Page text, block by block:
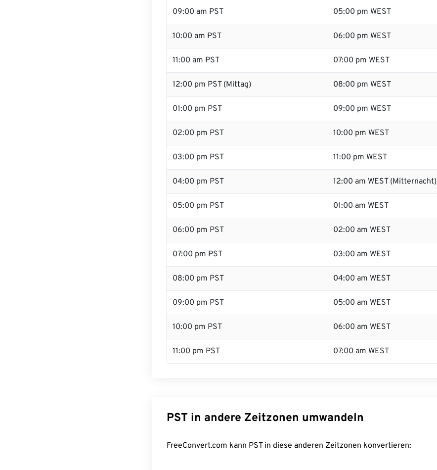
09:00 am PST 05:00 pm WEST
10:00 am PST 06:00 pm WEST
11:00 am PST 07:00 pm WEST
12:00 pm PST (Mittag) 08:00 pm WEST
01:00 pm PST 09:00 pm WEST
02:00 pm PST 10:00 pm WEST
03:00 pm PST 11:00 pm WEST
04:00 pm PST 12:00 am WEST (Mitternacht)
05:00 pm PST 01:00 am WEST
06:00 pm PST 02:00 am WEST
07:00 pm PST 03:00 am WEST
08:00 pm PST 04:00 am WEST
09:00 pm PST 05:00 am WEST
10:00 pm PST 06:00 am WEST
11:00 pm PST 07:00 am WEST
PST in andere Zeitzonen umwandeln
FreeConvert.com kann PST in diese anderen Zeitzonen konvertieren: